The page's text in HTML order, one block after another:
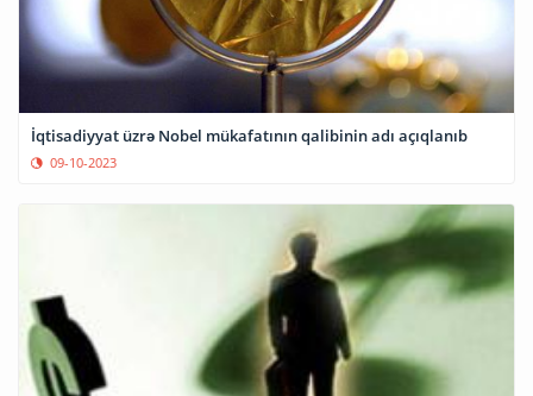
İqtisadiyyat üzrə Nobel mükafatının qalibinin adı açıqlanıb
09-10-2023